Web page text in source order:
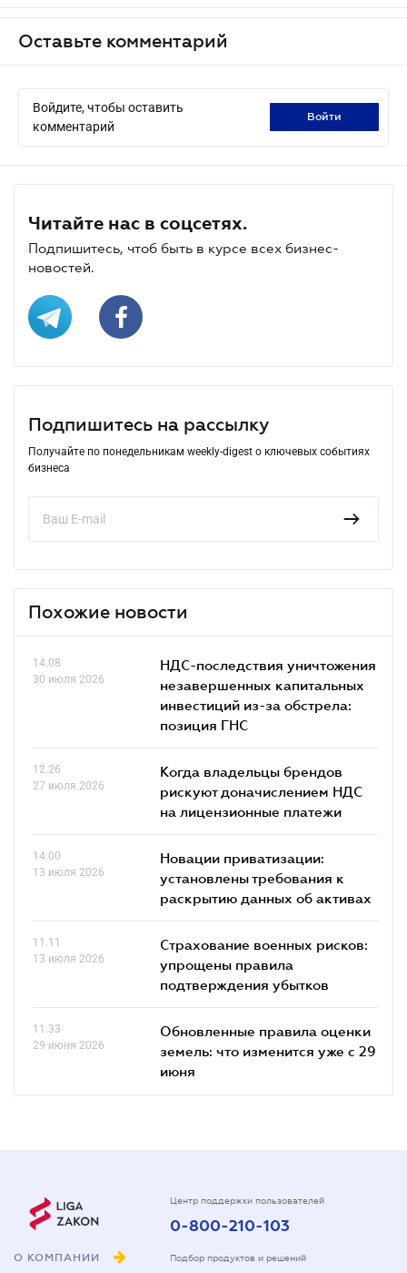
Оставьте комментарий
Войдите, чтобы оставить
комментарий
войти
Читайте нас в соцсетях.
Подпишитесь, чтоб быть в курсе всех бизнес-
новостей.
Подпишитесь на рассылку
Получайте по понедельникам weekly-digest о ключевых событиях
бизнеса
Похожие новости
14.08
30 июля 2026
НДС-последствия уничтожения
незавершенных капитальных
инвестиций из-за обстрела:
позиция ГНС
12.26
27 июля 2026
Когда владельцы брендов
рискуют доначислением НДС
на лицензионные платежи
14.00
13 июля 2026
Новации приватизации:
установлены требования к
раскрытию данных об активах
11.11
13 июля 2026
Страхование военных рисков:
упрощены правила
подтверждения убытков
11.33
29 июня 2026
Обновленные правила оценки
земель: что изменится уже с 29
июня
О КОМПАНИИ
Центр поддержки пользователей
0-800-210-103
Подбор продуктов и решений